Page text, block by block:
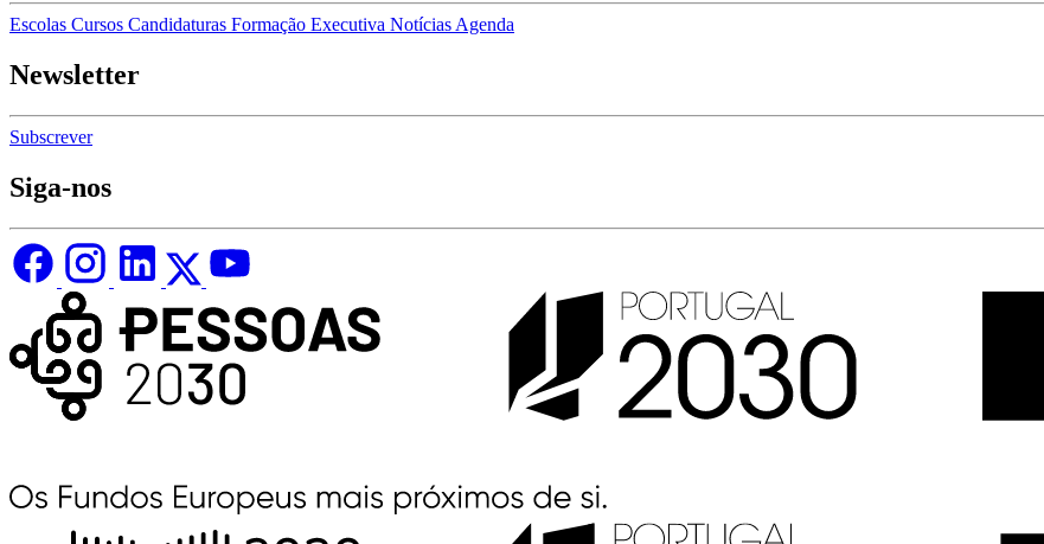
Escolas Cursos Candidaturas Formação Executiva Notícias Agenda
Newsletter
Subscrever
Siga-nos